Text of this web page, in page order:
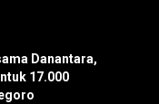
Danantara,
17.000